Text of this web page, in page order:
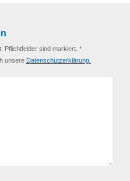
Pflichtfelder sind markiert. *
unsere Datenschutzerklärung.